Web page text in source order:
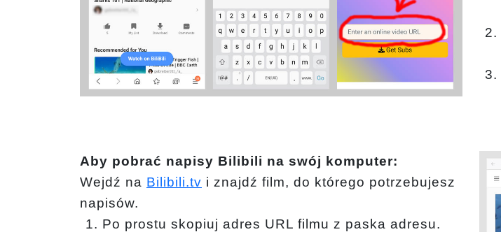
Aby pobrać napisy Bilibili na swój komputer:
Wejdź na Bilibili.tv i znajdź film, do którego potrzebujesz
napisów.
Po prostu skopiuj adres URL filmu z paska adresu.